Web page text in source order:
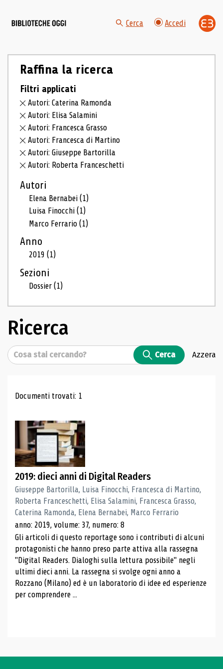
Cerca Accedi
Raffina la ricerca
Filtri applicati
Autori: Caterina Ramonda
Autori: Elisa Salamini
Autori: Francesca Grasso
Autori: Francesca di Martino
Autori: Giuseppe Bartorilla
Autori: Roberta Franceschetti
Autori
Elena Bernabei(1)
Luisa Finocchi(1)
Marco Ferrario(1)
Anno
2019(1)
Sezioni
Dossier(1)
Ricerca
Cerca Cerca Azzera
Risultati di ricerca
Documenti trovati: 1
2019: dieci anni di Digital Readers
Giuseppe Bartorilla, Luisa Finocchi, Francesca di Martino,
Roberta Franceschetti, Elisa Salamini, Francesca Grasso,
Caterina Ramonda, Elena Bernabei, Marco Ferrario
anno: 2019, volume: 37, numero: 8
Gli articoli di questo reportage sono i contributi di alcuni
protagonisti che hanno preso parte attiva alla rassegna
"Digital Readers. Dialoghi sulla lettura possibile" negli
ultimi dieci anni. La rassegna si svolge ogni anno a
Rozzano (Milano) ed è un laboratorio di idee ed esperienze
per comprendere ...